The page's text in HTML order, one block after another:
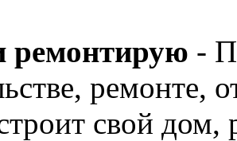
ремонтирую -
ремонте,
свой дом,